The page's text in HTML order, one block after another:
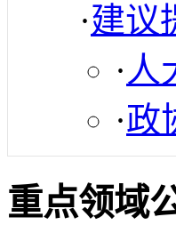
·建议
· 人
·政
重点领域